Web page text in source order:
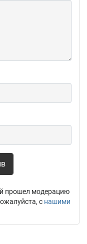
прошел модерацию
с нашими